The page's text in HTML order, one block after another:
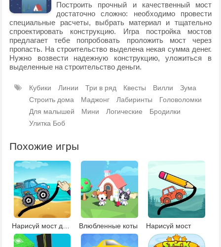
Построить прочный и качественный мост
достаточно сложно: необходимо провести
специальные расчеты, выбрать материал и тщательно
спроектировать конструкцию. Игра постройка мостов
предлагает тебе попробовать проложить мост через
пропасть. На строительство выделена некая сумма денег.
Нужно возвести надежную конструкцию, уложиться в
выделенные на строительство деньги.
Кубики Линии Три в ряд Квесты Вилли
Зума
Строить дома
Маджонг Лабиринты
Головоломки
Для малышей
Мини Логические
Бродилки
Улитка Боб
Похожие игры
Влюбленные коты Нарисуй мост